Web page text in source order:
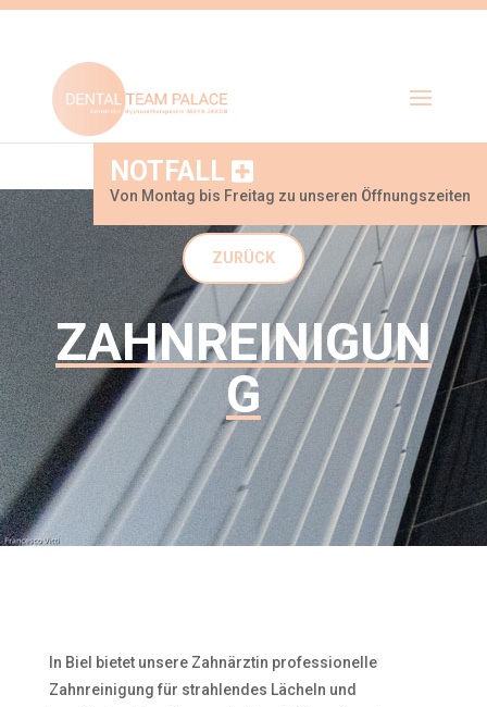
NOTFALL
Von Montag bis Freitag zu unseren Öffnungszeiten
ZURÜCK
ZAHNREINIGUN
G
In Biel bietet unsere Zahnärztin professionelle
Zahnreinigung für strahlendes Lächeln und